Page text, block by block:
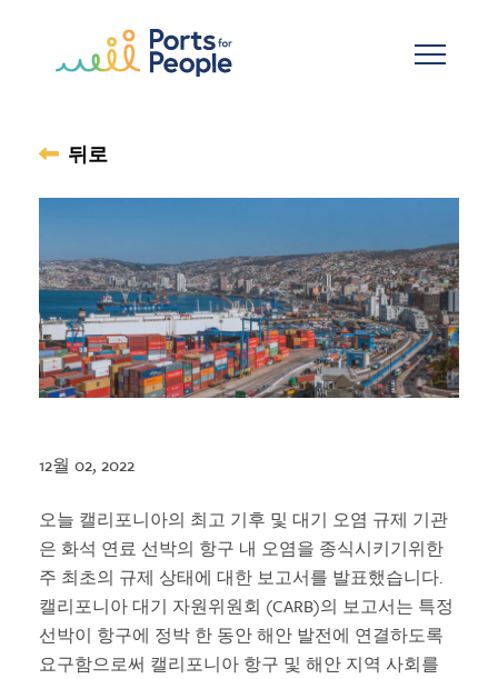
뒤로
12월 02, 2022
오늘 캘리포니아의 최고 기후 및 대기 오염 규제 기관
은 화석 연료 선박의 항구 내 오염을 종식시키기위한
주 최초의 규제 상태에 대한 보고서를 발표했습니다.
캘리포니아 대기 자원위원회 (CARB)의 보고서는 특정
선박이 항구에 정박 한 동안 해안 발전에 연결하도록
요구함으로써 캘리포니아 항구 및 해안 지역 사회를